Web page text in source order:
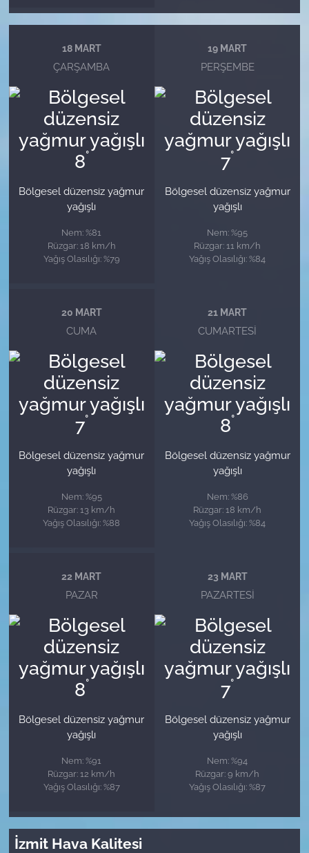
18 MART
ÇARŞAMBA
8°
Bölgesel düzensiz yağmur
yağışlı
Nem: %81
Rüzgar: 18 km/h
Yağış Olasılığı: %79
19 MART
PERŞEMBE
7°
Bölgesel düzensiz yağmur
yağışlı
Nem: %95
Rüzgar: 11 km/h
Yağış Olasılığı: %84
20 MART
CUMA
7°
Bölgesel düzensiz yağmur
yağışlı
Nem: %95
Rüzgar: 13 km/h
Yağış Olasılığı: %88
21 MART
CUMARTESI
8°
Bölgesel düzensiz yağmur
yağışlı
Nem: %86
Rüzgar: 18 km/h
Yağış Olasılığı: %84
22 MART
PAZAR
8°
Bölgesel düzensiz yağmur
yağışlı
Nem: %91
Rüzgar: 12 km/h
Yağış Olasılığı: %87
23 MART
PAZARTESI
7°
Bölgesel düzensiz yağmur
yağışlı
Nem: %94
Rüzgar: 9 km/h
Yağış Olasılığı: %87
İzmit Hava Kalitesi